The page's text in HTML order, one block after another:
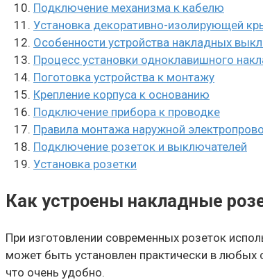
Подключение механизма к кабелю
Установка декоративно-изолирующей
Особенности устройства накладных
Процесс установки одноклавишного
Поготовка устройства к монтажу
Крепление корпуса к основанию
Подключение прибора к проводке
Правила монтажа наружной
Подключение розеток и выключателей
Установка розетки
Как устроены накладные
При изготовлении современных розеток
может быть установлен практически в любых
что очень удобно.